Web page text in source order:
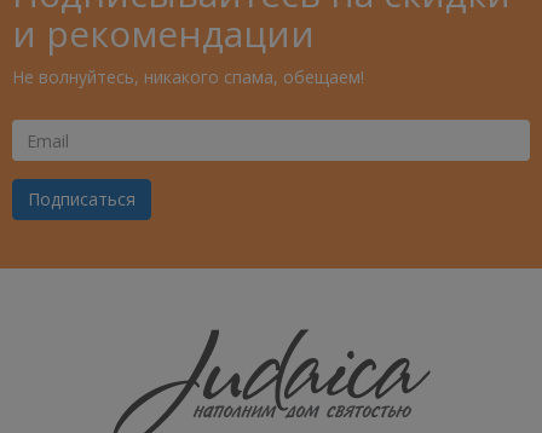
и рекомендации
Не волнуйтесь, никакого спама, обещаем!
Ваш
Email
Подписаться